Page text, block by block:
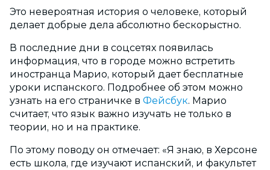
Это невероятная история о человеке, который
делает добрые дела абсолютно бескорыстно.
В последние дни в соцсетях появилась
информация, что в городе можно встретить
иностранца Марио, который дает бесплатные
уроки испанского. Подробнее об этом можно
узнать на его страничке в Фейсбук. Марио
считает, что язык важно изучать не только в
теории, но и на практике.
По этому поводу он отмечает: «Я знаю, в Херсоне
есть школа, где изучают испанский, и факультет